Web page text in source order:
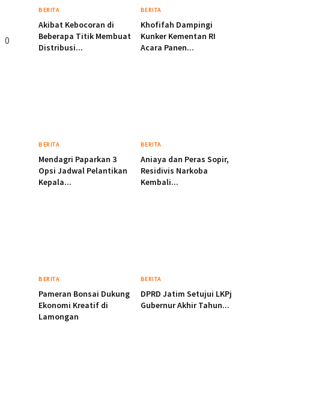
0
BERITA
Akibat Kebocoran di
Beberapa Titik Membuat
Distribusi...
BERITA
Khofifah Dampingi
Kunker Kementan RI
Acara Panen...
BERITA
Mendagri Paparkan 3
Opsi Jadwal Pelantikan
Kepala...
BERITA
Aniaya dan Peras Sopir,
Residivis Narkoba
Kembali...
BERITA
Pameran Bonsai Dukung
Ekonomi Kreatif di
Lamongan
BERITA
DPRD Jatim Setujui LKPj
Gubernur Akhir Tahun...